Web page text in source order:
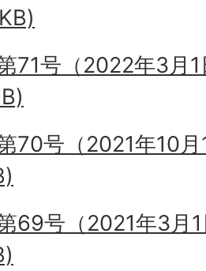
71号（2022年3月
70号（2021年10
69号（2021年3月